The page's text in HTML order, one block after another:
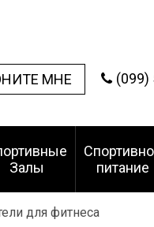
МНЕ (099)
Залы
питание
для фитнеса